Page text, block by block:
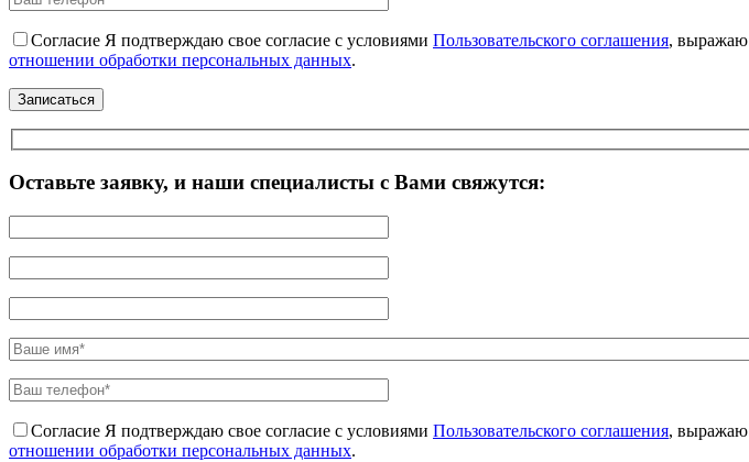
Согласие Я подтверждаю свое согласие с условиями Пользовательского соглашения, выражаю
отношении обработки персональных данных.
Оставьте заявку, и наши специалисты с Вами свяжутся:
Согласие Я подтверждаю свое согласие с условиями Пользовательского соглашения, выражаю
отношении обработки персональных данных.